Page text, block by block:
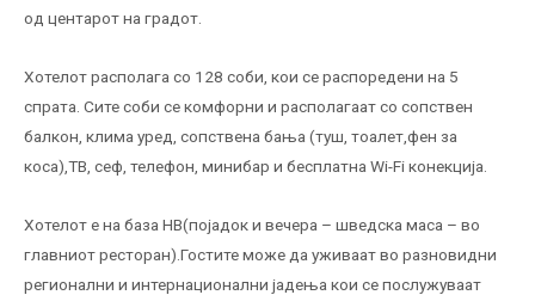
од центарот на градот.
Хотелот располага со 128 соби, кои се распоредени на 5
спрата. Сите соби се комфорни и располагаат со сопствен
балкон, клима уред, сопствена бања (туш, тоалет,фен за
коса),ТВ, сеф, телефон, минибар и бесплатна Wi-Fi конекција.
Хотелот е на база HB(појадок и вечера – шведска маса – во
главниот ресторан).Гостите може да уживаат во разновидни
регионални и интернационални јадења кои се послужуваат